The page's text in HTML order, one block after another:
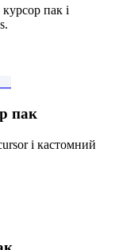
пак і
пак
і кастомний